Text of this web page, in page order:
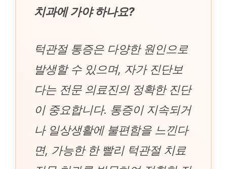
치과에 가야 하나요?
턱관절 통증은 다양한 원인으로
발생할 수 있으며, 자가 진단보
다는 전문 의료진의 정확한 진단
이 중요합니다. 통증이 지속되거
나 일상생활에 불편함을 느낀다
면, 가능한 한 빨리 턱관절 치료